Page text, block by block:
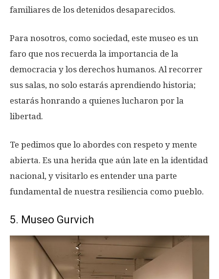
familiares de los detenidos desaparecidos.
Para nosotros, como sociedad, este museo es un
faro que nos recuerda la importancia de la
democracia y los derechos humanos. Al recorrer
sus salas, no solo estarás aprendiendo historia;
estarás honrando a quienes lucharon por la
libertad.
Te pedimos que lo abordes con respeto y mente
abierta. Es una herida que aún late en la identidad
nacional, y visitarlo es entender una parte
fundamental de nuestra resiliencia como pueblo.
5. Museo Gurvich